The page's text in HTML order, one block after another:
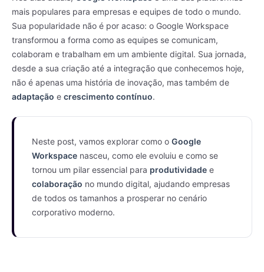
mais populares para empresas e equipes de todo o mundo.
Sua popularidade não é por acaso: o Google Workspace
transformou a forma como as equipes se comunicam,
colaboram e trabalham em um ambiente digital. Sua jornada,
desde a sua criação até a integração que conhecemos hoje,
não é apenas uma história de inovação, mas também de
adaptação e crescimento contínuo.
Neste post, vamos explorar como o Google
Workspace nasceu, como ele evoluiu e como se
tornou um pilar essencial para produtividade e
colaboração no mundo digital, ajudando empresas
de todos os tamanhos a prosperar no cenário
corporativo moderno.